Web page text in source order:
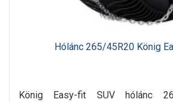
Hólánc 265/45R20 König
König Easy-fit SUV hólánc